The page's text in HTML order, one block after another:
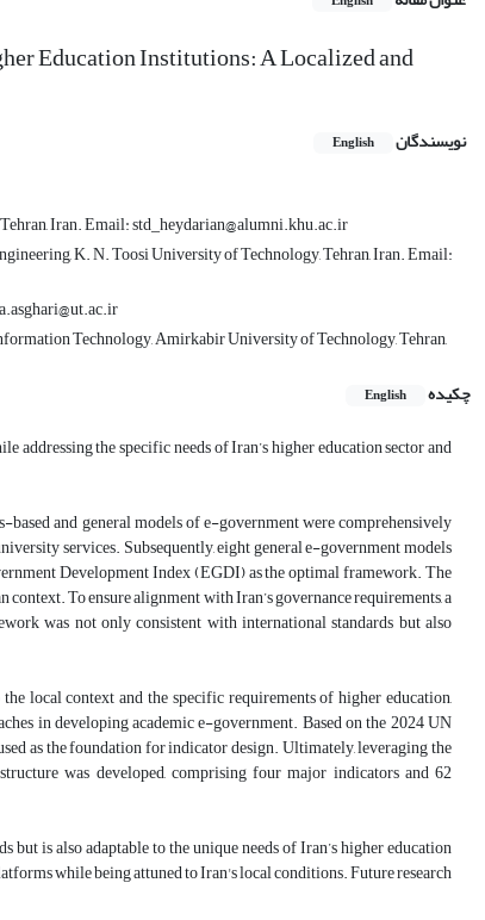
Education Institutions: A Localized and
نویسندگان English
Iran. Email: std_heydarian@alumni.khu.ac.ir
K. N. Toosi University of Technology, Tehran, Iran. Email:
Technology, Amirkabir University of Technology, Tehran,
چکیده
English
the specific needs of Iran’s higher education sector and
and general models of e-government were comprehensively
services. Subsequently, eight general e-government models
Development Index (EGDI) as the optimal framework. The
To ensure alignment with Iran’s governance requirements, a
was not only consistent with international standards but also
local context and the specific requirements of higher education,
in developing academic e-government. Based on the 2024 UN
as the foundation for indicator design. Ultimately, leveraging the
was developed, comprising four major indicators and 62
is also adaptable to the unique needs of Iran’s higher education
while being attuned to Iran's local conditions. Future research